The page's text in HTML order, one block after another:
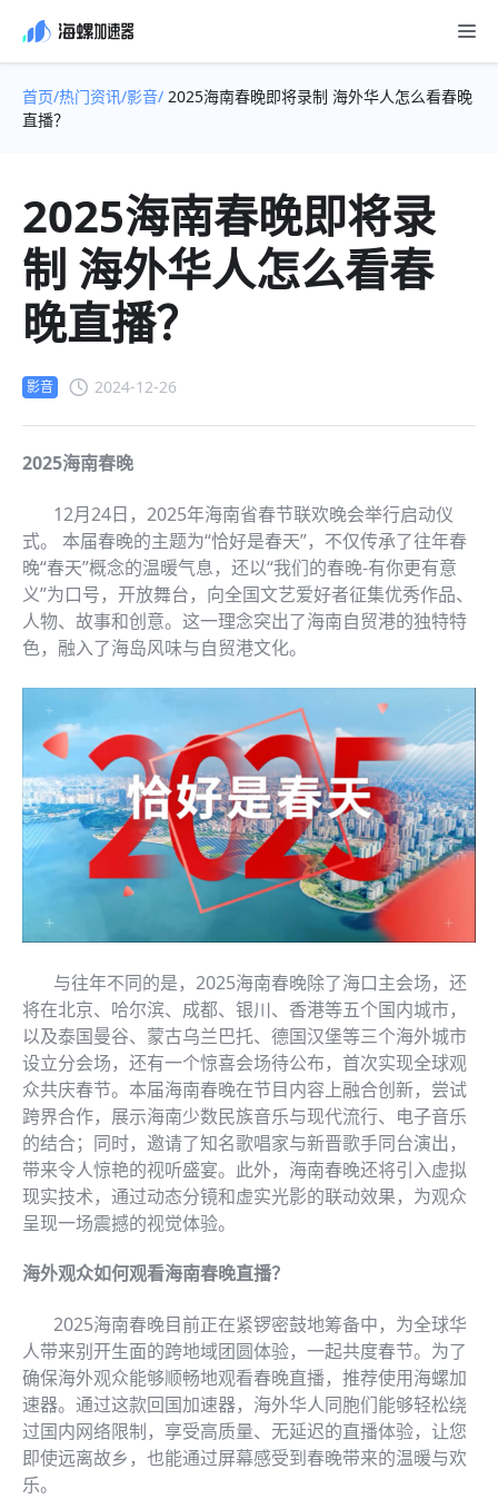
首页/热门资讯/影音/ 2025海南春晚即将录制 海外华人怎么看春晚
直播？
2025海南春晚即将录
制 海外华人怎么看春
晚直播？
影音 2024-12-26
2025海南春晚
12月24日，2025年海南省春节联欢晚会举行启动仪
式。 本届春晚的主题为“恰好是春天”，不仅传承了往年春
晚“春天”概念的温暖气息，还以“我们的春晚-有你更有意
义”为口号，开放舞台，向全国文艺爱好者征集优秀作品、
人物、故事和创意。这一理念突出了海南自贸港的独特特
色，融入了海岛风味与自贸港文化。
与往年不同的是，2025海南春晚除了海口主会场，还
将在北京、哈尔滨、成都、银川、香港等五个国内城市，
以及泰国曼谷、蒙古乌兰巴托、德国汉堡等三个海外城市
设立分会场，还有一个惊喜会场待公布，首次实现全球观
众共庆春节。本届海南春晚在节目内容上融合创新，尝试
跨界合作，展示海南少数民族音乐与现代流行、电子音乐
的结合；同时，邀请了知名歌唱家与新晋歌手同台演出，
带来令人惊艳的视听盛宴。此外，海南春晚还将引入虚拟
现实技术，通过动态分镜和虚实光影的联动效果，为观众
呈现一场震撼的视觉体验。
海外观众如何观看海南春晚直播？
2025海南春晚目前正在紧锣密鼓地筹备中，为全球华
人带来别开生面的跨地域团圆体验，一起共度春节。为了
确保海外观众能够顺畅地观看春晚直播，推荐使用海螺加
速器。通过这款回国加速器，海外华人同胞们能够轻松绕
过国内网络限制，享受高质量、无延迟的直播体验，让您
即使远离故乡，也能通过屏幕感受到春晚带来的温暖与欢
乐。